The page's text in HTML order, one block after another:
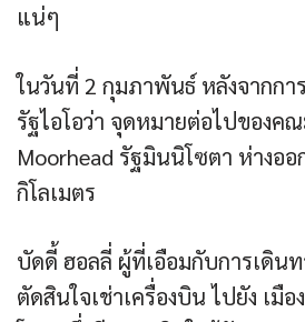
แน่ๆ
ในวันที่ 2 กุมภาพันธ์ หลังจากกา
รัฐไอโอว่า จุดหมายต่อไปของคณ
Moorhead รัฐมินนิโซตา ห่างออ
กิโลเมตร
บัดดี้ ฮอลลี่ ผู้ที่เอือมกับการเดิน
ตัดสินใจเช่าเครื่องบิน ไปยัง เมื